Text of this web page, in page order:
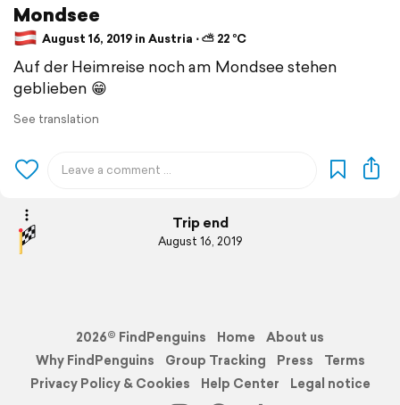
Mondsee
August 16, 2019 in Austria ⋅ ⛅ 22 °C
Auf der Heimreise noch am Mondsee stehen
geblieben 😁
See translation
Trip end
August 16, 2019
2026© FindPenguins Home
About us
Why FindPenguins
Group Tracking Press
Terms
Privacy Policy & Cookies
Help Center Legal notice